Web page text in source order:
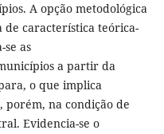
A opção metodológica
de característica teórica-
as
a partir da
o que implica
porém, na condição de
Evidencia-se o